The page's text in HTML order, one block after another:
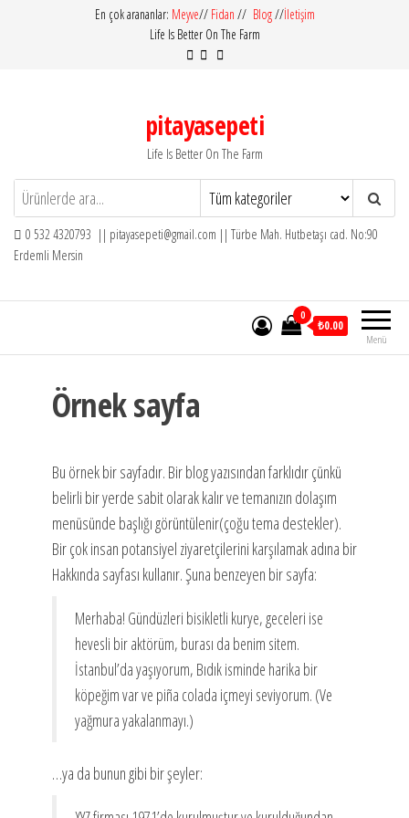
En çok arananlar: Meyve// Fidan // Blog//İletişim
Life Is Better On The Farm
pitayasepeti
Life Is Better On The Farm
0 532 4320793 || pitayasepeti@gmail.com || Türbe Mah. Hutbetaşı cad. No:90
Erdemli Mersin
Menü
0
₺0.00
Örnek sayfa
Bu örnek bir sayfadır. Bir blog yazısından farklıdır çünkü
belirli bir yerde sabit olarak kalır ve temanızın dolaşım
menüsünde başlığı görüntülenir(çoğu tema destekler).
Bir çok insan potansiyel ziyaretçilerini karşılamak adına bir
Hakkında sayfası kullanır. Şuna benzeyen bir sayfa:
Merhaba! Gündüzleri bisikletli kurye, geceleri ise
hevesli bir aktörüm, burası da benim sitem.
İstanbul’da yaşıyorum, Bıdık isminde harika bir
köpeğim var ve piña colada içmeyi seviyorum. (Ve
yağmura yakalanmayı.)
…ya da bunun gibi bir şeyler: